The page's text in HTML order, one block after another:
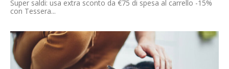
Super saldi: usa extra sconto da €75 di spesa al carrello -15%
con Tessera...